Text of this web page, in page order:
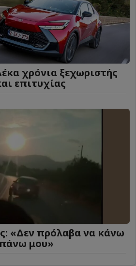
χρόνια ξεχωριστής
επιτυχίας
«Δεν πρόλαβα να κάνω
πάνω μου»